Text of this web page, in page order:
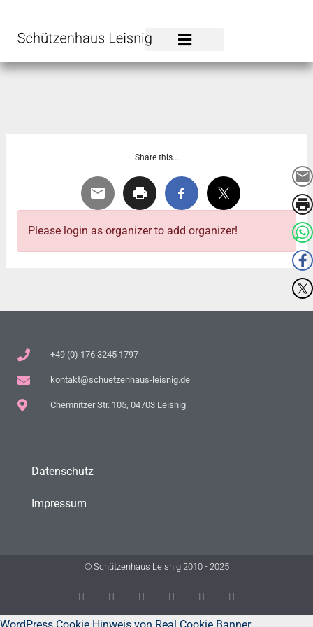
Share this...
Please login as organizer to add organizer!
+49 (0) 176 3245 1797
kontakt@schuetzenhaus-leisnig.de
Chemnitzer Str. 105, 04703 Leisnig
Datenschutz
Impressum
© Schützenhaus Leisnig 2010 - 2025
T
w
i
t
F
a
c
e
D
r
i
b
Y
o
u
t
P
i
n
t
M
e
d
i